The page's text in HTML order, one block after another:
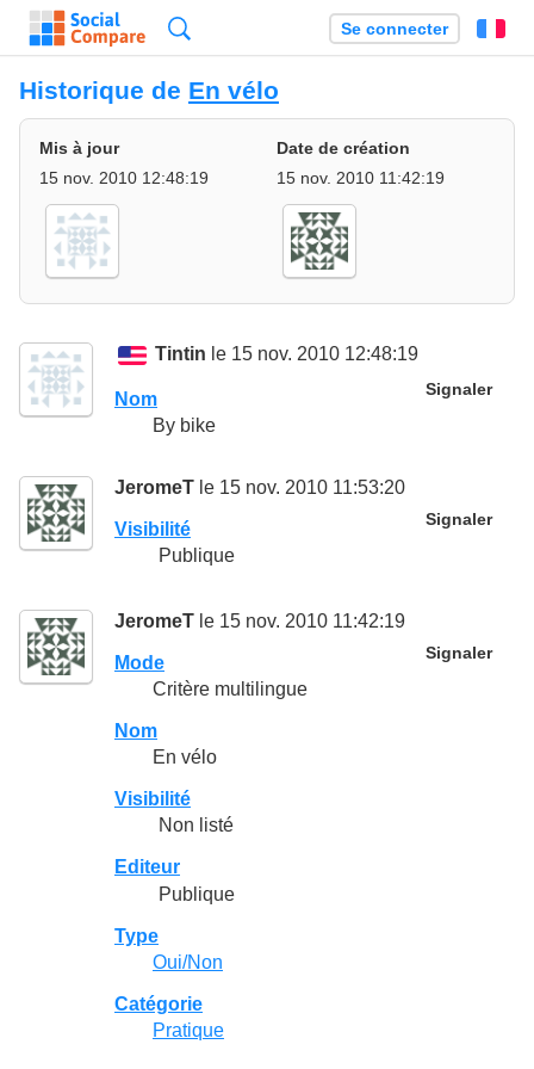
Se connecter
Historique de En vélo
Mis à jour
15 nov. 2010 12:48:19
Date de création
15 nov. 2010 11:42:19
Tintin le 15 nov. 2010 12:48:19
Signaler
Nom
By bike
JeromeT le 15 nov. 2010 11:53:20
Signaler
Visibilité
Publique
JeromeT le 15 nov. 2010 11:42:19
Signaler
Mode
Critère multilingue
Nom
En vélo
Visibilité
Non listé
Editeur
Publique
Type
Oui/Non
Catégorie
Pratique